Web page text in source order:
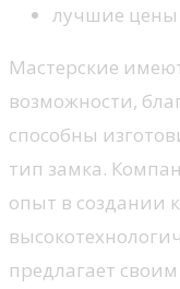
лучшие цены
Мастерские
возможности,
способны
тип замка.
опыт в создании
предлагает